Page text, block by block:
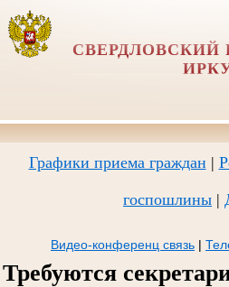
СВЕРДЛОВСКИЙ
Графики приема граждан |
госпошлины |
Видео-конференц связь |
Требуются